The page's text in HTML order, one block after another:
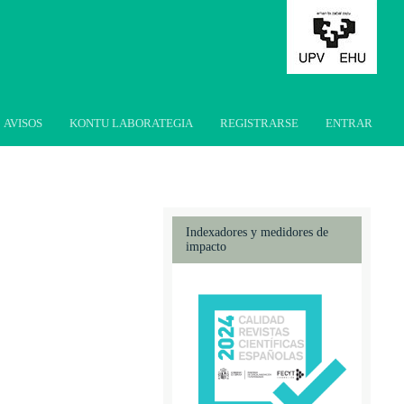
AVISOS KONTU LABORATEGIA REGISTRARSE ENTRAR
Indexadores y medidores de
impacto